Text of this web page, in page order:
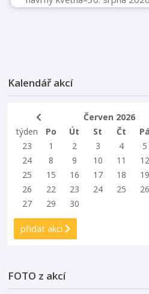
hodin Muzeum Fojtství v
Kalendář akcí
Červen 2026
týden
Po Út St Čt Pá
23
1 2 3 4 5
24
8 9 10 11 12
25
15 16 17 18 19
26
22 23 24 25 26
27
29 30
přidat akci
FOTO z akcí